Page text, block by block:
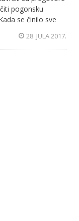
pogonsku
se činilo sve
28. JULA 2017.